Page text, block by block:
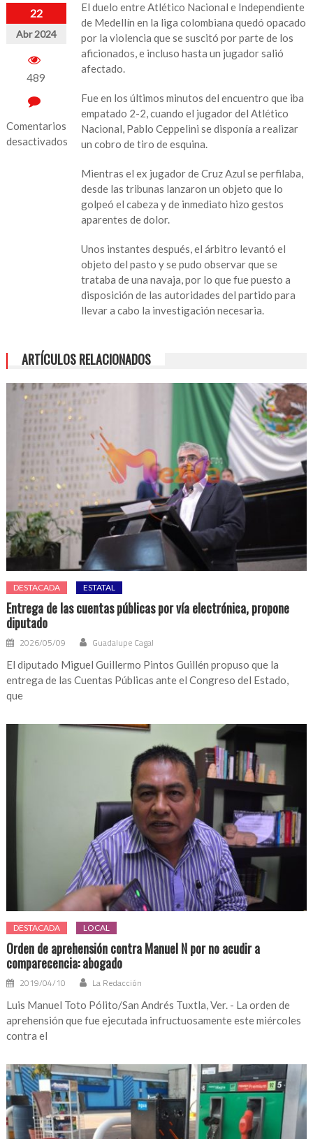
22
Abr 2024
489
Comentarios
desactivados
pleno
El duelo entre Atlético Nacional e Independiente
de Medellín en la liga colombiana quedó opacado
por la violencia que se suscitó por parte de los
aficionados, e incluso hasta un jugador salió
afectado.
Fue en los últimos minutos del encuentro que iba
empatado 2-2, cuando el jugador del Atlético
Nacional, Pablo Ceppelini se disponía a realizar
un cobro de tiro de esquina.
Mientras el ex jugador de Cruz Azul se perfilaba,
desde las tribunas lanzaron un objeto que lo
golpeó el cabeza y de inmediato hizo gestos
aparentes de dolor.
Unos instantes después, el árbitro levantó el
objeto del pasto y se pudo observar que se
trataba de una navaja, por lo que fue puesto a
disposición de las autoridades del partido para
llevar a cabo la investigación necesaria.
ARTÍCULOS RELACIONADOS
DESTACADA ESTATAL
Entrega de las cuentas públicas por vía electrónica, propone
diputado
2026/05/09 Guadalupe Cagal
El diputado Miguel Guillermo Pintos Guillén propuso que la
entrega de las Cuentas Públicas ante el Congreso del Estado,
que
DESTACADA LOCAL
Orden de aprehensión contra Manuel N por no acudir a
comparecencia: abogado
2019/04/10 La Redacción
Luis Manuel Toto Pólito/San Andrés Tuxtla, Ver. - La orden de
aprehensión que fue ejecutada infructuosamente este miércoles
contra el